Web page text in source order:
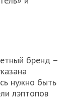
бренд –
нужно быть
лэптопов